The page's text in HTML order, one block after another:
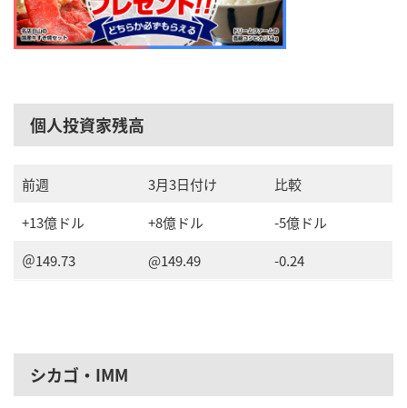
個人投資家残高
前週 3月3日付け
比較
+13億ドル
+8億ドル
-5億ドル
＠149.73
@149.49 -0.24
シカゴ・IMM